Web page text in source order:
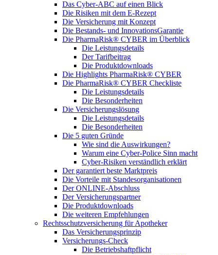
Das Cyber-ABC auf einen Blick
Die Risiken mit dem E-Rezept
Die Versicherung mit Konzept
Die Bestands- und InnovationsGarantie
Die PharmaRisk® CYBER im Überblick
Die Leistungsdetails
Der Tarifbeitrag
Die Produktdownloads
Die Highlights PharmaRisk® CYBER
Die PharmaRisk® CYBER Checkliste
Die Leistungsdetails
Die Besonderheiten
Die Versicherungslösung
Die Leistungsdetails
Die Besonderheiten
Die 5 guten Gründe
Wie sind die Auswirkungen?
Warum eine Cyber-Police Sinn macht
Cyber-Risiken verständlich erklärt
Der garantiert beste Marktpreis
Die Vorteile mit Standesorganisationen
Der ONLINE-Abschluss
Der Versicherungspartner
Die Produktdownloads
Die weiteren Empfehlungen
Rechtsschutzversicherung für Apotheker
Das Versicherungsprinzip
Versicherungs-Check
Die Betriebshaftpflicht